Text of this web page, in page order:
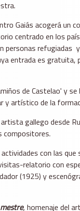
Gaiás acogerá un
centrado en los
refugiadas y
entrada es gratuita,
de Castelao' y
y artístico de la
gallego desde
compositores.
con las que
relatorio con
(1925) y
, homenaje del